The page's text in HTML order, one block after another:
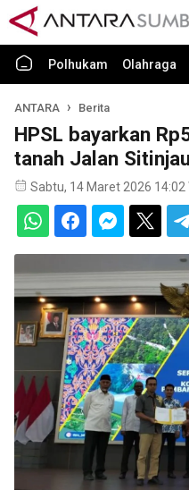
Polhukam Olahraga
ANTARA Berita
HPSL bayarkan
tanah Jalan
Sabtu, 14 Maret 2026 14:02